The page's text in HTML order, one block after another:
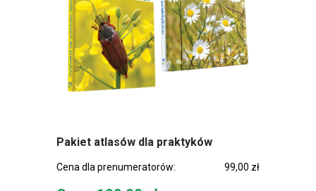
Pakiet atlasów dla praktyków
Cena dla prenumeratorów: 99,00 zł